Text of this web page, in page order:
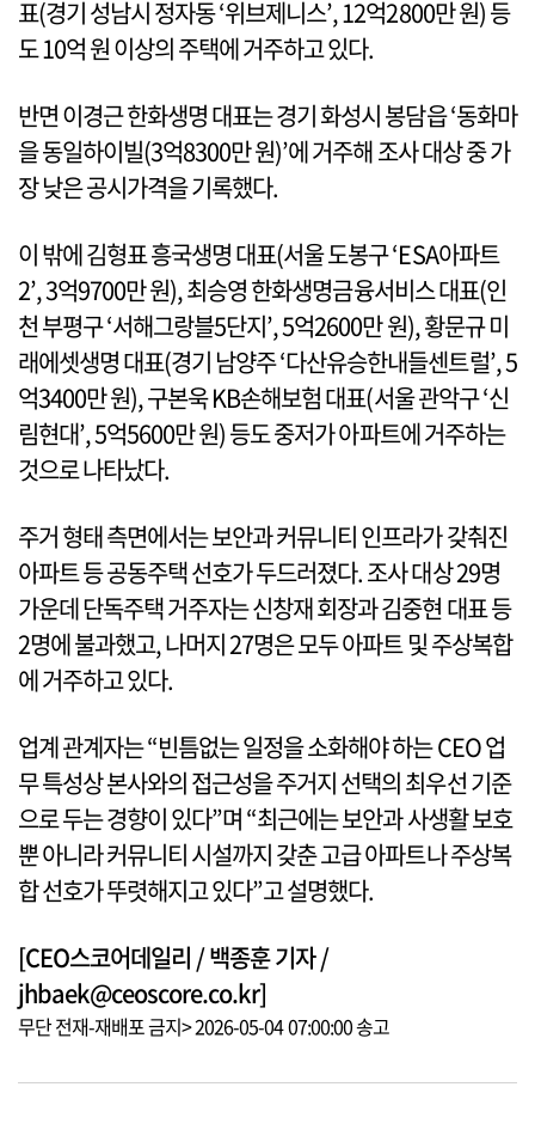
표(경기 성남시 정자동 ‘위브제니스’, 12억2800만 원) 등
도 10억 원 이상의 주택에 거주하고 있다.
반면 이경근 한화생명 대표는 경기 화성시 봉담읍 ‘동화마
을 동일하이빌(3억8300만 원)’에 거주해 조사 대상 중 가
장 낮은 공시가격을 기록했다.
이 밖에 김형표 흥국생명 대표(서울 도봉구 ‘ESA아파트
2’, 3억9700만 원), 최승영 한화생명금융서비스 대표(인
천 부평구 ‘서해그랑블5단지’, 5억2600만 원), 황문규 미
래에셋생명 대표(경기 남양주 ‘다산유승한내들센트럴’, 5
억3400만 원), 구본욱 KB손해보험 대표(서울 관악구 ‘신
림현대’, 5억5600만 원) 등도 중저가 아파트에 거주하는
것으로 나타났다.
주거 형태 측면에서는 보안과 커뮤니티 인프라가 갖춰진
아파트 등 공동주택 선호가 두드러졌다. 조사 대상 29명
가운데 단독주택 거주자는 신창재 회장과 김중현 대표 등
2명에 불과했고, 나머지 27명은 모두 아파트 및 주상복합
에 거주하고 있다.
업계 관계자는 “빈틈없는 일정을 소화해야 하는 CEO 업
무 특성상 본사와의 접근성을 주거지 선택의 최우선 기준
으로 두는 경향이 있다”며 “최근에는 보안과 사생활 보호
뿐 아니라 커뮤니티 시설까지 갖춘 고급 아파트나 주상복
합 선호가 뚜렷해지고 있다”고 설명했다.
[CEO스코어데일리 / 백종훈 기자 /
jhbaek@ceoscore.co.kr]
무단 전재-재배포 금지> 2026-05-04 07:00:00 송고